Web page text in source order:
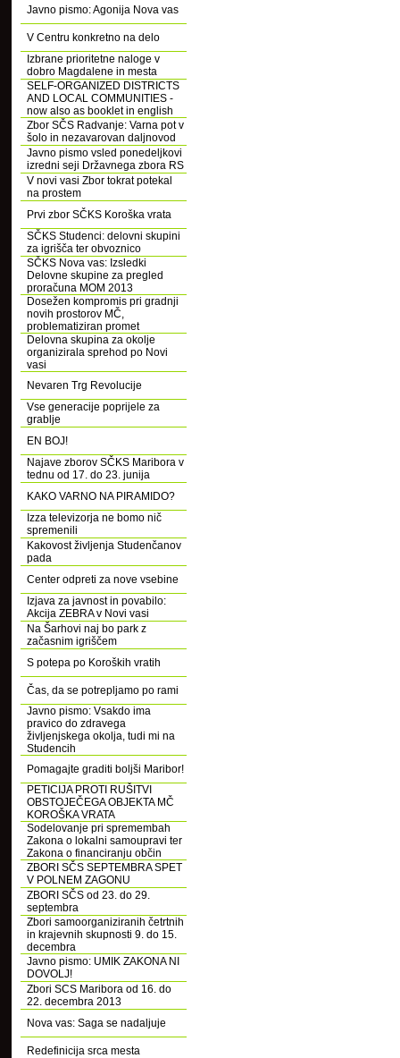
Javno pismo: Agonija Nova vas
V Centru konkretno na delo
Izbrane prioritetne naloge v
dobro Magdalene in mesta
SELF-ORGANIZED DISTRICTS
AND LOCAL COMMUNITIES -
now also as booklet in english
Zbor SČS Radvanje: Varna pot v
šolo in nezavarovan daljnovod
Javno pismo vsled ponedeljkovi
izredni seji Državnega zbora RS
V novi vasi Zbor tokrat potekal
na prostem
Prvi zbor SČKS Koroška vrata
SČKS Studenci: delovni skupini
za igrišča ter obvoznico
SČKS Nova vas: Izsledki
Delovne skupine za pregled
proračuna MOM 2013
Dosežen kompromis pri gradnji
novih prostorov MČ,
problematiziran promet
Delovna skupina za okolje
organizirala sprehod po Novi
vasi
Nevaren Trg Revolucije
Vse generacije poprijele za
grablje
EN BOJ!
Najave zborov SČKS Maribora v
tednu od 17. do 23. junija
KAKO VARNO NA PIRAMIDO?
Izza televizorja ne bomo nič
spremenili
Kakovost življenja Studenčanov
pada
Center odpreti za nove vsebine
Izjava za javnost in povabilo:
Akcija ZEBRA v Novi vasi
Na Šarhovi naj bo park z
začasnim igriščem
S potepa po Koroških vratih
Čas, da se potrepljamo po rami
Javno pismo: Vsakdo ima
pravico do zdravega
življenjskega okolja, tudi mi na
Studencih
Pomagajte graditi boljši Maribor!
PETICIJA PROTI RUŠITVI
OBSTOJEČEGA OBJEKTA MČ
KOROŠKA VRATA
Sodelovanje pri spremembah
Zakona o lokalni samoupravi ter
Zakona o financiranju občin
ZBORI SČS SEPTEMBRA SPET
V POLNEM ZAGONU
ZBORI SČS od 23. do 29.
septembra
Zbori samoorganiziranih četrtnih
in krajevnih skupnosti 9. do 15.
decembra
Javno pismo: UMIK ZAKONA NI
DOVOLJ!
Zbori SCS Maribora od 16. do
22. decembra 2013
Nova vas: Saga se nadaljuje
Redefinicija srca mesta